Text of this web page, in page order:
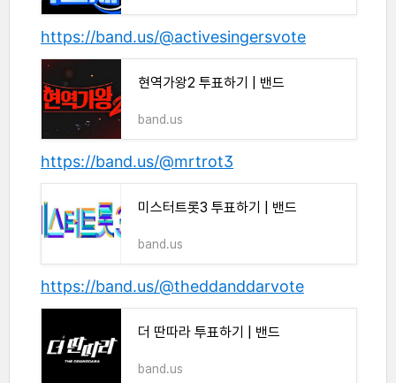
https://band.us/@activesingersvote
현역가왕2 투표하기 | 밴드
band.us
https://band.us/@mrtrot3
미스터트롯3 투표하기 | 밴드
band.us
https://band.us/@theddanddarvote
더 딴따라 투표하기 | 밴드
band.us